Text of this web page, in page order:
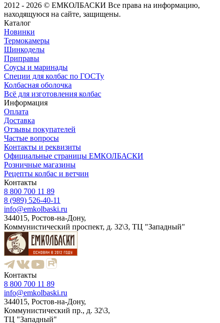
2012 - 2026 © ЕМКОЛБАСКИ Все права на информацию,
находящуюся на сайте, защищены.
Каталог
Новинки
Термокамеры
Шинкоделы
Приправы
Соусы и маринады
Специи для колбас по ГОСТу
Колбасная оболочка
Всё для изготовления колбас
Информация
Оплата
Доставка
Отзывы покупателей
Частые вопросы
Контакты и реквизиты
Официальные страницы ЕМКОЛБАСКИ
Розничные магазины
Рецепты колбас и ветчин
Контакты
8 800 700 11 89
8 (989) 526-40-11
info@emkolbaski.ru
344015, Ростов-на-Дону,
Коммунистический проспект, д. 32\3, ТЦ "Западный"
Контакты
8 800 700 11 89
info@emkolbaski.ru
344015, Ростов-на-Дону,
Коммунистический пр., д. 32\3,
ТЦ "Западный"